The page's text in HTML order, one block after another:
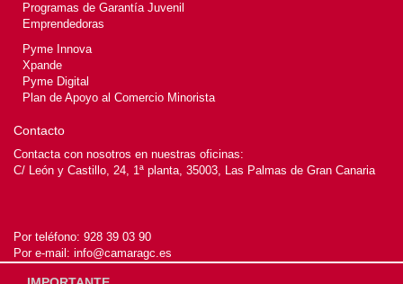
Programas de Garantía Juvenil
Emprendedoras
Pyme Innova
Xpande
Pyme Digital
Plan de Apoyo al Comercio Minorista
Contacto
Contacta con nosotros en nuestras oficinas:
C/ León y Castillo, 24, 1ª planta, 35003, Las Palmas de Gran Canaria
Por teléfono: 928 39 03 90
Por e-mail: info@camaragc.es